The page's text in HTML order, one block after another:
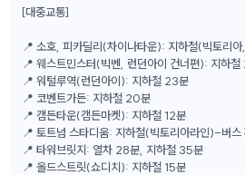
[대중교통]
📍 소호, 피카딜리(차이나타운): 지하철(빅토리
📍 웨스트민스터(빅벤, 런던아이 건너편): 지하
📍 워털루역(런던아이): 지하철 23분
📍 코벤트가든: 지하철 20분
📍 캠든타운(캠든마켓): 지하철 12분
📍 토트넘 스타디움: 지하철(빅토리아라인)-버
📍 타워브릿지: 열차 28분, 지하철 35분
📍 올드스트릿(쇼디치): 지하철 15분